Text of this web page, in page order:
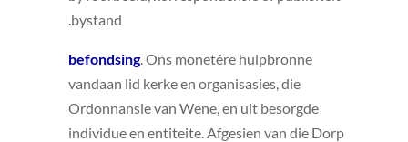
bystand.
befondsing. Ons monetêre hulpbronne
vandaan lid kerke en organisasies, die
Ordonnansie van Wene, en uit besorgde
individue en entiteite. Afgesien van die Dorp